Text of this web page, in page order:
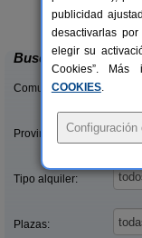
Buscar
Comunidades:
Provincias/Islas:
Tipo alquiler:
Plazas:
publicidad
desactivarlas
elegir su
Cookies”. Más
COOKIES.